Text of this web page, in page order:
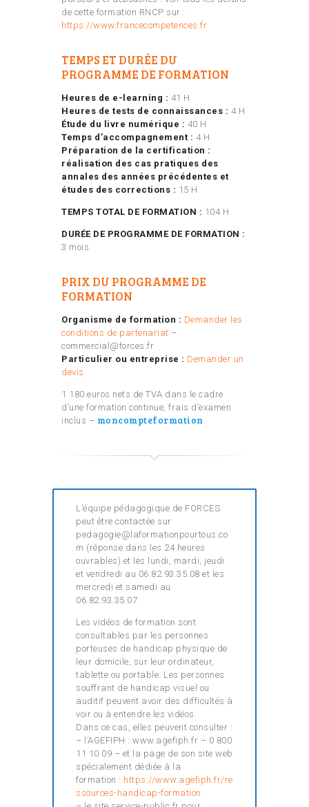
de cette formation RNCP sur :
https://www.francecompetences.fr
TEMPS ET DURÉE DU
PROGRAMME DE FORMATION
Heures de e-learning : 41 H
Heures de tests de connaissances : 4 H
Étude du livre numérique : 40 H
Temps d’accompagnement : 4 H
Préparation de la certification :
réalisation des cas pratiques des
annales des années précédentes et
études des corrections : 15 H
TEMPS TOTAL DE FORMATION : 104 H
DURÉE DE PROGRAMME DE FORMATION :
3 mois
PRIX DU PROGRAMME DE
FORMATION
Organisme de formation : Demander les
conditions de partenariat –
commercial@forces.fr
Particulier ou entreprise : Demander un
devis
1 180 euros nets de TVA dans le cadre
d’une formation continue, frais d’examen
inclus – moncompteformation
L’équipe pédagogique de FORCES
peut être contactée sur
pedagogie@laformationpourtous.co
m (réponse dans les 24 heures
ouvrables) et les lundi, mardi, jeudi
et vendredi au 06.82.93.35.08 et les
mercredi et samedi au
06.82.93.35.07.
Les vidéos de formation sont
consultables par les personnes
porteuses de handicap physique de
leur domicile, sur leur ordinateur,
tablette ou portable. Les personnes
souffrant de handicap visuel ou
auditif peuvent avoir des difficultés à
voir ou à entendre les vidéos.
Dans ce cas, elles peuvent consulter :
– l’AGEFIPH : www.agefiph.fr – 0 800
11 10 09 – et la page de son site web
spécialement dédiée à la
formation : https://www.agefiph.fr/re
ssources-handicap-formation